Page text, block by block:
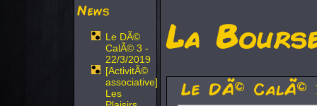
News
Le DÃ©
CalÃ© 3 -
22/3/2019
[ActivitÃ©
associative]
Les
La
Le DÃ© CalÃ©